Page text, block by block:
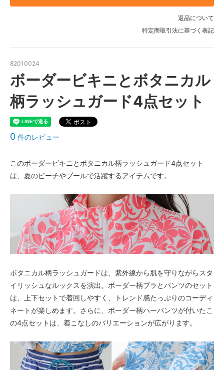
返品について
特定商取引法に基づく表記
82010024
ボーダービキニとボタニカル
柄ラッシュガード4点セット
0 件のレビュー
このボーダービキニとボタニカル柄ラッシュガード4点セット
は、夏のビーチやプールで活躍するアイテムです。
ボタニカル柄ラッシュガードは、紫外線から肌を守りながらスタ
イリッシュなルックスを演出。ボーダー柄ブラとパンツのセット
は、上下セットで着回しやすく、トレンド感たっぷりのコーディ
ネートが楽しめます。さらに、ボーダー柄ハーパンツが付いたこ
の4点セットは、着こなしのバリエーションが広がります。